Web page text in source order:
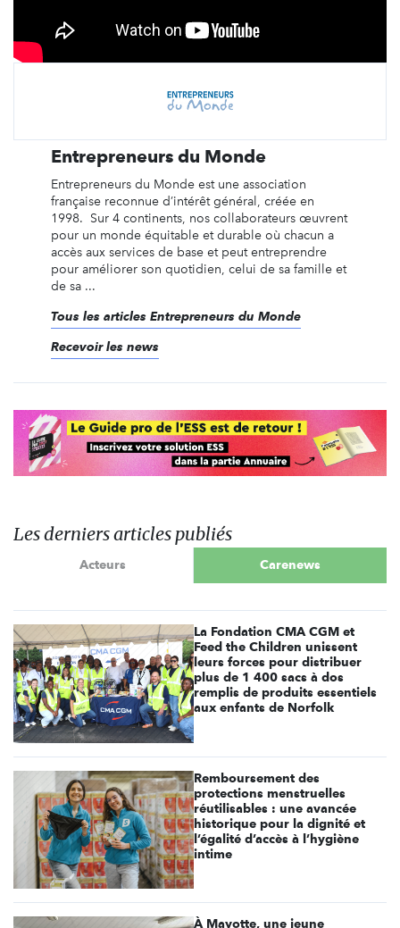
Entrepreneurs du Monde
Entrepreneurs du Monde est une association
française reconnue d’intérêt général, créée en
1998. Sur 4 continents, nos collaborateurs œuvrent
pour un monde équitable et durable où chacun a
accès aux services de base et peut entreprendre
pour améliorer son quotidien, celui de sa famille et
de sa ...
Tous les articles Entrepreneurs du Monde
Recevoir les news
Les derniers articles publiés
Acteurs Carenews
La Fondation CMA CGM et
Feed the Children unissent
leurs forces pour distribuer
plus de 1 400 sacs à dos
remplis de produits essentiels
aux enfants de Norfolk
Remboursement des
protections menstruelles
réutilisables : une avancée
historique pour la dignité et
l’égalité d’accès à l’hygiène
intime
À Mayotte, une jeune